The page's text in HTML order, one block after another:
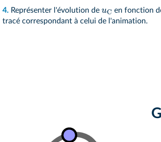
4. Représenter l'évolution de uC en fonction
tracé correspondant à celui de l'animation.